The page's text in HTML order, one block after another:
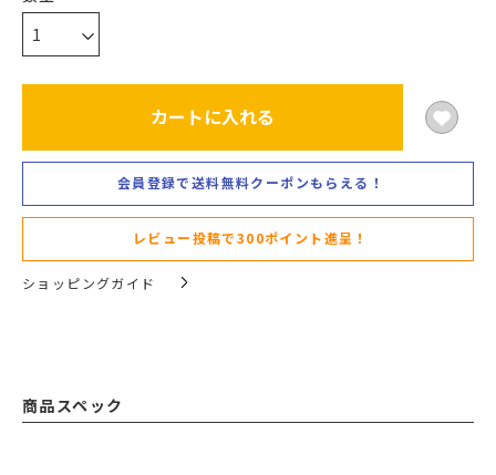
カートに入れる
会員登録で送料無料クーポンもらえる！
レビュー投稿で300ポイント進呈！
ショッピングガイド
商品スペック